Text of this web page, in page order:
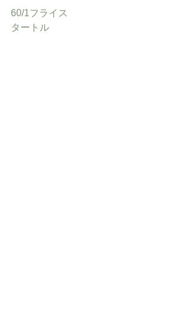
60/1フライス
タートル